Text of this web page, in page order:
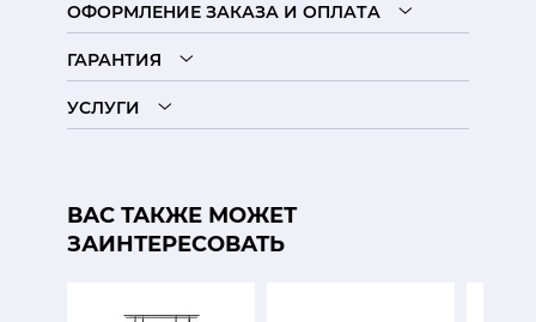
ОФОРМЛЕНИЕ ЗАКАЗА И ОПЛАТА
ГАРАНТИЯ
УСЛУГИ
ВАС ТАКЖЕ МОЖЕТ
ЗАИНТЕРЕСОВАТЬ